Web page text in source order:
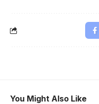
You Might Also Like